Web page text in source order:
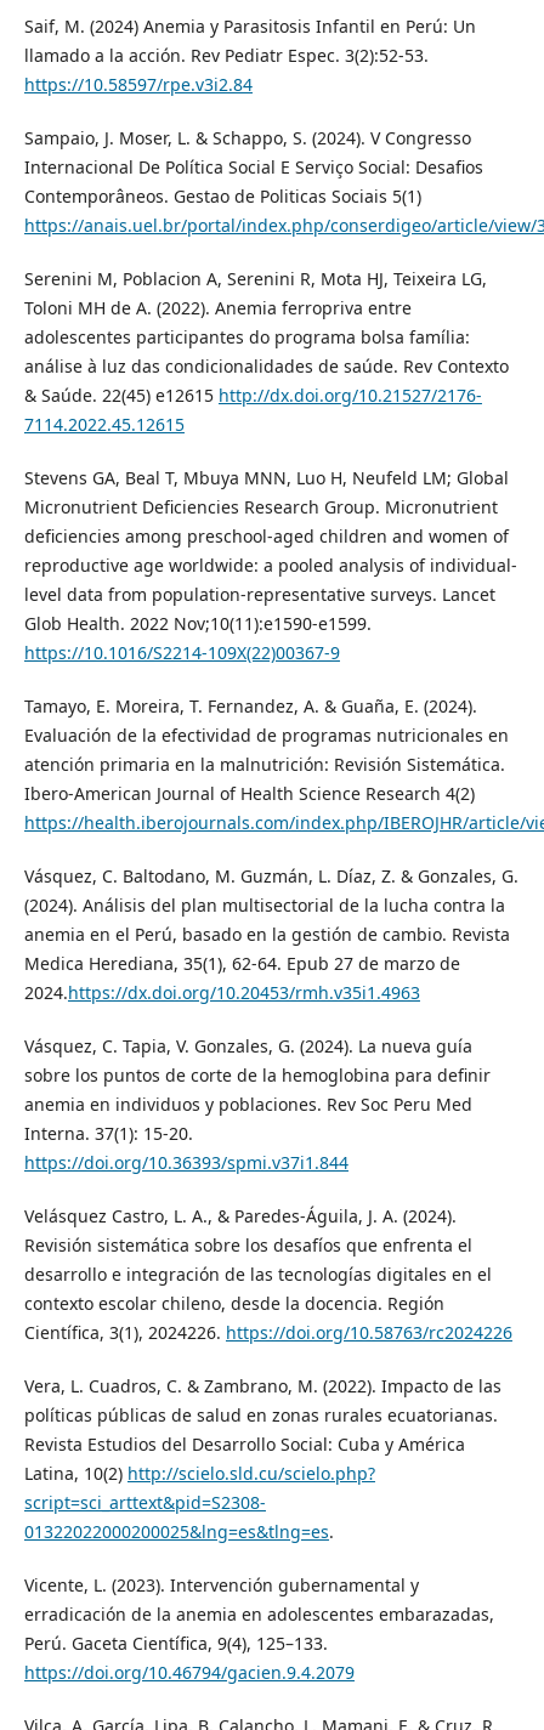
Saif, M. (2024) Anemia y Parasitosis Infantil en Perú: Un
llamado a la acción. Rev Pediatr Espec. 3(2):52-53.
https://10.58597/rpe.v3i2.84
Sampaio, J. Moser, L. & Schappo, S. (2024). V Congresso
Internacional De Política Social E Serviço Social: Desafios
Contemporâneos. Gestao de Politicas Sociais 5(1)
https://anais.uel.br/portal/index.php/conserdigeo/article/view/
Serenini M, Poblacion A, Serenini R, Mota HJ, Teixeira LG,
Toloni MH de A. (2022). Anemia ferropriva entre
adolescentes participantes do programa bolsa família:
análise à luz das condicionalidades de saúde. Rev Contexto
& Saúde. 22(45) e12615 http://dx.doi.org/10.21527/2176-
7114.2022.45.12615
Stevens GA, Beal T, Mbuya MNN, Luo H, Neufeld LM; Global
Micronutrient Deficiencies Research Group. Micronutrient
deficiencies among preschool-aged children and women of
reproductive age worldwide: a pooled analysis of individual-
level data from population-representative surveys. Lancet
Glob Health. 2022 Nov;10(11):e1590-e1599.
https://10.1016/S2214-109X(22)00367-9
Tamayo, E. Moreira, T. Fernandez, A. & Guaña, E. (2024).
Evaluación de la efectividad de programas nutricionales en
atención primaria en la malnutrición: Revisión Sistemática.
Ibero-American Journal of Health Science Research 4(2)
https://health.iberojournals.com/index.php/IBEROJHR/article/
Vásquez, C. Baltodano, M. Guzmán, L. Díaz, Z. & Gonzales, G.
(2024). Análisis del plan multisectorial de la lucha contra la
anemia en el Perú, basado en la gestión de cambio. Revista
Medica Herediana, 35(1), 62-64. Epub 27 de marzo de
2024.https://dx.doi.org/10.20453/rmh.v35i1.4963
Vásquez, C. Tapia, V. Gonzales, G. (2024). La nueva guía
sobre los puntos de corte de la hemoglobina para definir
anemia en individuos y poblaciones. Rev Soc Peru Med
Interna. 37(1): 15-20.
https://doi.org/10.36393/spmi.v37i1.844
Velásquez Castro, L. A., & Paredes-Águila, J. A. (2024).
Revisión sistemática sobre los desafíos que enfrenta el
desarrollo e integración de las tecnologías digitales en el
contexto escolar chileno, desde la docencia. Región
Científica, 3(1), 2024226. https://doi.org/10.58763/rc2024226
Vera, L. Cuadros, C. & Zambrano, M. (2022). Impacto de las
políticas públicas de salud en zonas rurales ecuatorianas.
Revista Estudios del Desarrollo Social: Cuba y América
Latina, 10(2) http://scielo.sld.cu/scielo.php?
script=sci_arttext&pid=S2308-
01322022000200025&lng=es&tlng=es.
Vicente, L. (2023). Intervención gubernamental y
erradicación de la anemia en adolescentes embarazadas,
Perú. Gaceta Científica, 9(4), 125–133.
https://doi.org/10.46794/gacien.9.4.2079